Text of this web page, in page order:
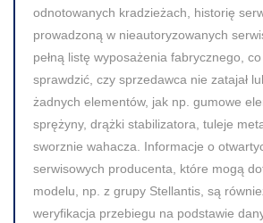
odnotowanych kradzieżach, historię
prowadzoną w nieautoryzowanych
pełną listę wyposażenia fabrycznego,
sprawdzić, czy sprzedawca nie zatajał
żadnych elementów, jak np. gumowe
sprężyny, drążki stabilizatora, tuleje
sworznie wahacza. Informacje o
serwisowych producenta, które mogą
modelu, np. z grupy Stellantis, są
weryfikacja przebiegu na podstawie